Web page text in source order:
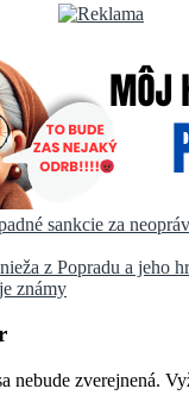
sankcie za
z Popradu a jeho
známy
nebude zverejnená.